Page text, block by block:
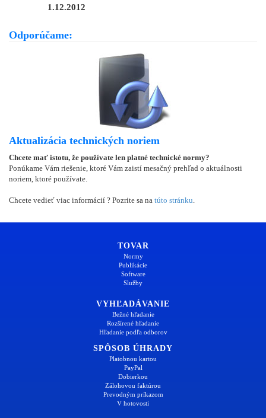
1.12.2012
Odporúčame:
Aktualizácia technických noriem
Chcete mať istotu, že používate len platné technické normy?
Ponúkame Vám riešenie, ktoré Vám zaistí mesačný prehľad o aktuálnosti
noriem, ktoré používate.
Chcete vedieť viac informácií ? Pozrite sa na túto stránku
TOVAR
Normy
Publikácie
Software
Služby
VYHĽADÁVANIE
Bežné hľadanie
Rozšírené hľadanie
Hľadanie podľa odborov
SPÔSOB ÚHRADY
Platobnou kartou
PayPal
Dobierkou
Zálohovou faktúrou
Prevodným príkazom
V hotovosti